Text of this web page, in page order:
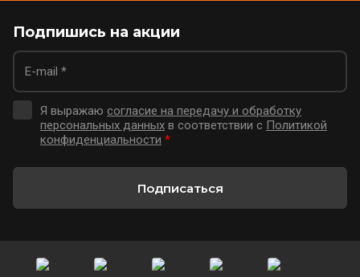
Подпишись на акции
Я выражаю согласие на передачу и обработку
персональных данных в соответствии с Политикой
конфиденциальности *
Подписаться